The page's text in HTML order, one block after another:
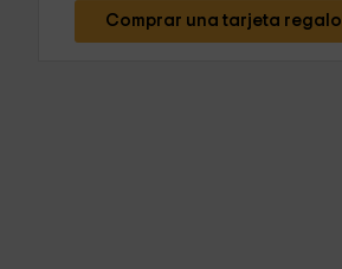
Comprar una tarjeta regalo